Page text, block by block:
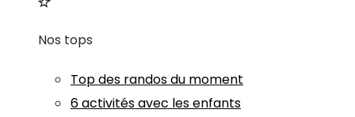
Nos tops
Top des randos du moment
6 activités avec les enfants